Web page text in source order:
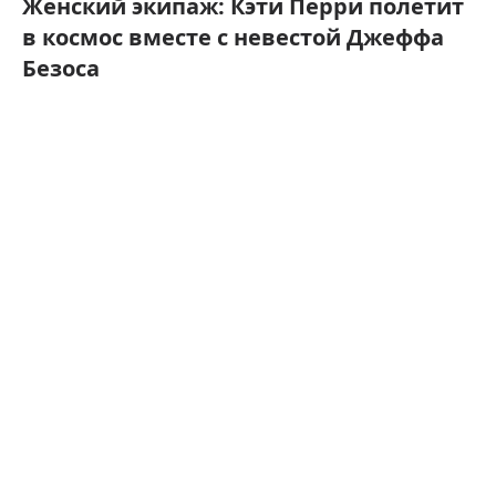
Женский экипаж: Кэти Перри полетит
в космос вместе с невестой Джеффа
Безоса